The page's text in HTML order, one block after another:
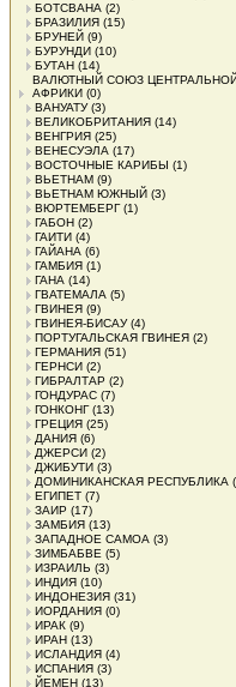
БОТСВАНА (2)
БРАЗИЛИЯ (15)
БРУНЕЙ (9)
БУРУНДИ (10)
БУТАН (14)
ВАЛЮТНЫЙ СОЮЗ
АФРИКИ (0)
ВАНУАТУ(3)
ВЕЛИКОБРИТАНИЯ (14)
ВЕНГРИЯ (25)
ВЕНЕСУЭЛА (17)
ВОСТОЧНЫЕ КАРИБЫ (1)
ВЬЕТНАМ (9)
ВЬЕТНАМ ЮЖНЫЙ (3)
ВЮРТЕМБЕРГ(1)
ГАБОН (2)
ГАИТИ (4)
ГАЙАНА (6)
ГАМБИЯ (1)
ГАНА (14)
ГВАТЕМАЛА (5)
ГВИНЕЯ (9)
ГВИНЕЯ-БИСАУ(4)
ПОРТУГАЛЬСКАЯ ГВИНЕЯ (2)
ГЕРМАНИЯ (51)
ГЕРНСИ (2)
ГИБРАЛТАР (2)
ГОНДУРАС (7)
ГОНКОНГ(13)
ГРЕЦИЯ (25)
ДАНИЯ (6)
ДЖЕРСИ (2)
ДЖИБУТИ (3)
ДОМИНИКАНСКАЯ РЕСПУБЛИКА
ЕГИПЕТ (7)
ЗАИР (17)
ЗАМБИЯ (13)
ЗАПАДНОЕ САМОА (3)
ЗИМБАБВЕ (5)
ИЗРАИЛЬ (3)
ИНДИЯ (10)
ИНДОНЕЗИЯ (31)
ИОРДАНИЯ (0)
ИРАК (9)
ИРАН (13)
ИСЛАНДИЯ (4)
ИСПАНИЯ (3)
ЙЕМЕН (13)